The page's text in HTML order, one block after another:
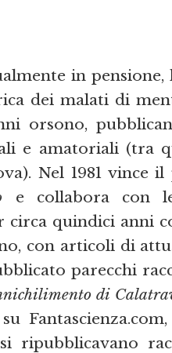
in
dei malati di
orsono,
e amatoriali (tra
Nel 1981 vince
e collabora con
circa quindici anni
con articoli di
parecchi
di
ripubblicavano